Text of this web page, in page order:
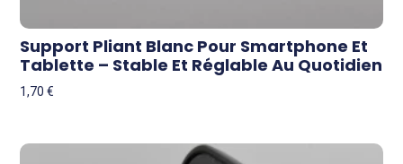
Support Pliant Blanc Pour Smartphone Et
Tablette – Stable Et Réglable Au Quotidien
1,70€